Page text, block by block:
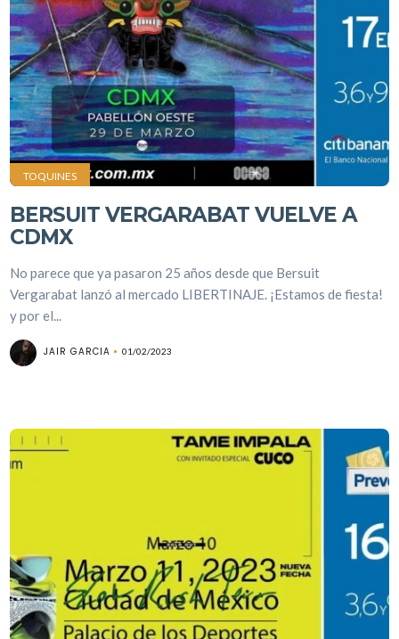
TOQUINES
BERSUIT VERGARABAT VUELVE A
CDMX
No parece que ya pasaron 25 años desde que Bersuit
Vergarabat lanzó al mercado LIBERTINAJE. ¡Estamos de fiesta!
y por el...
JAIR GARCIA 01/02/2023